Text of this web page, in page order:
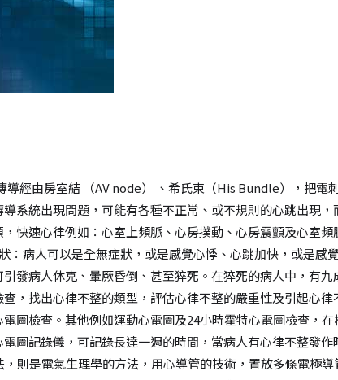
經由房室結 （AV node） 、希氏束（His Bundle），把電
系統出現問題，可能有各種不正常、或不規則的心跳出現
快速心律例如：心室上頻脈、心房撲動、心房震顫及心室
病人可以是全無症狀，或是感覺心悸、心跳加快，或是感
發病人休克、暈厥昏倒、甚至猝死。在猝死的病人中，有
，找出心律不整的類型，評估心律不整的嚴重性及引起心
圖檢查。其他例如運動心電圖及24小時霍特心電圖檢查，
圖記錄儀，可記錄長達一週的時間，當病人有心律不整發
則是電氣生理學的方法，用心導管的技術，置放多條電極